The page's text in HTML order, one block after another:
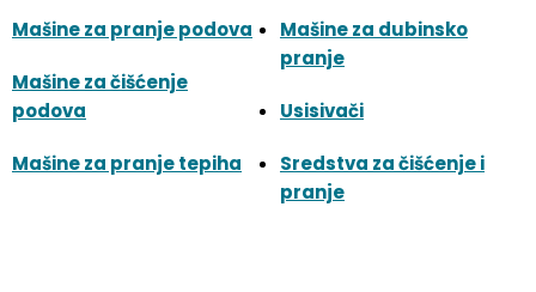
Mašine za pranje podova
Mašine za čišćenje
podova
Mašine za pranje tepiha
Mašine za dubinsko
pranje
Usisivači
Sredstva za čišćenje i
pranje